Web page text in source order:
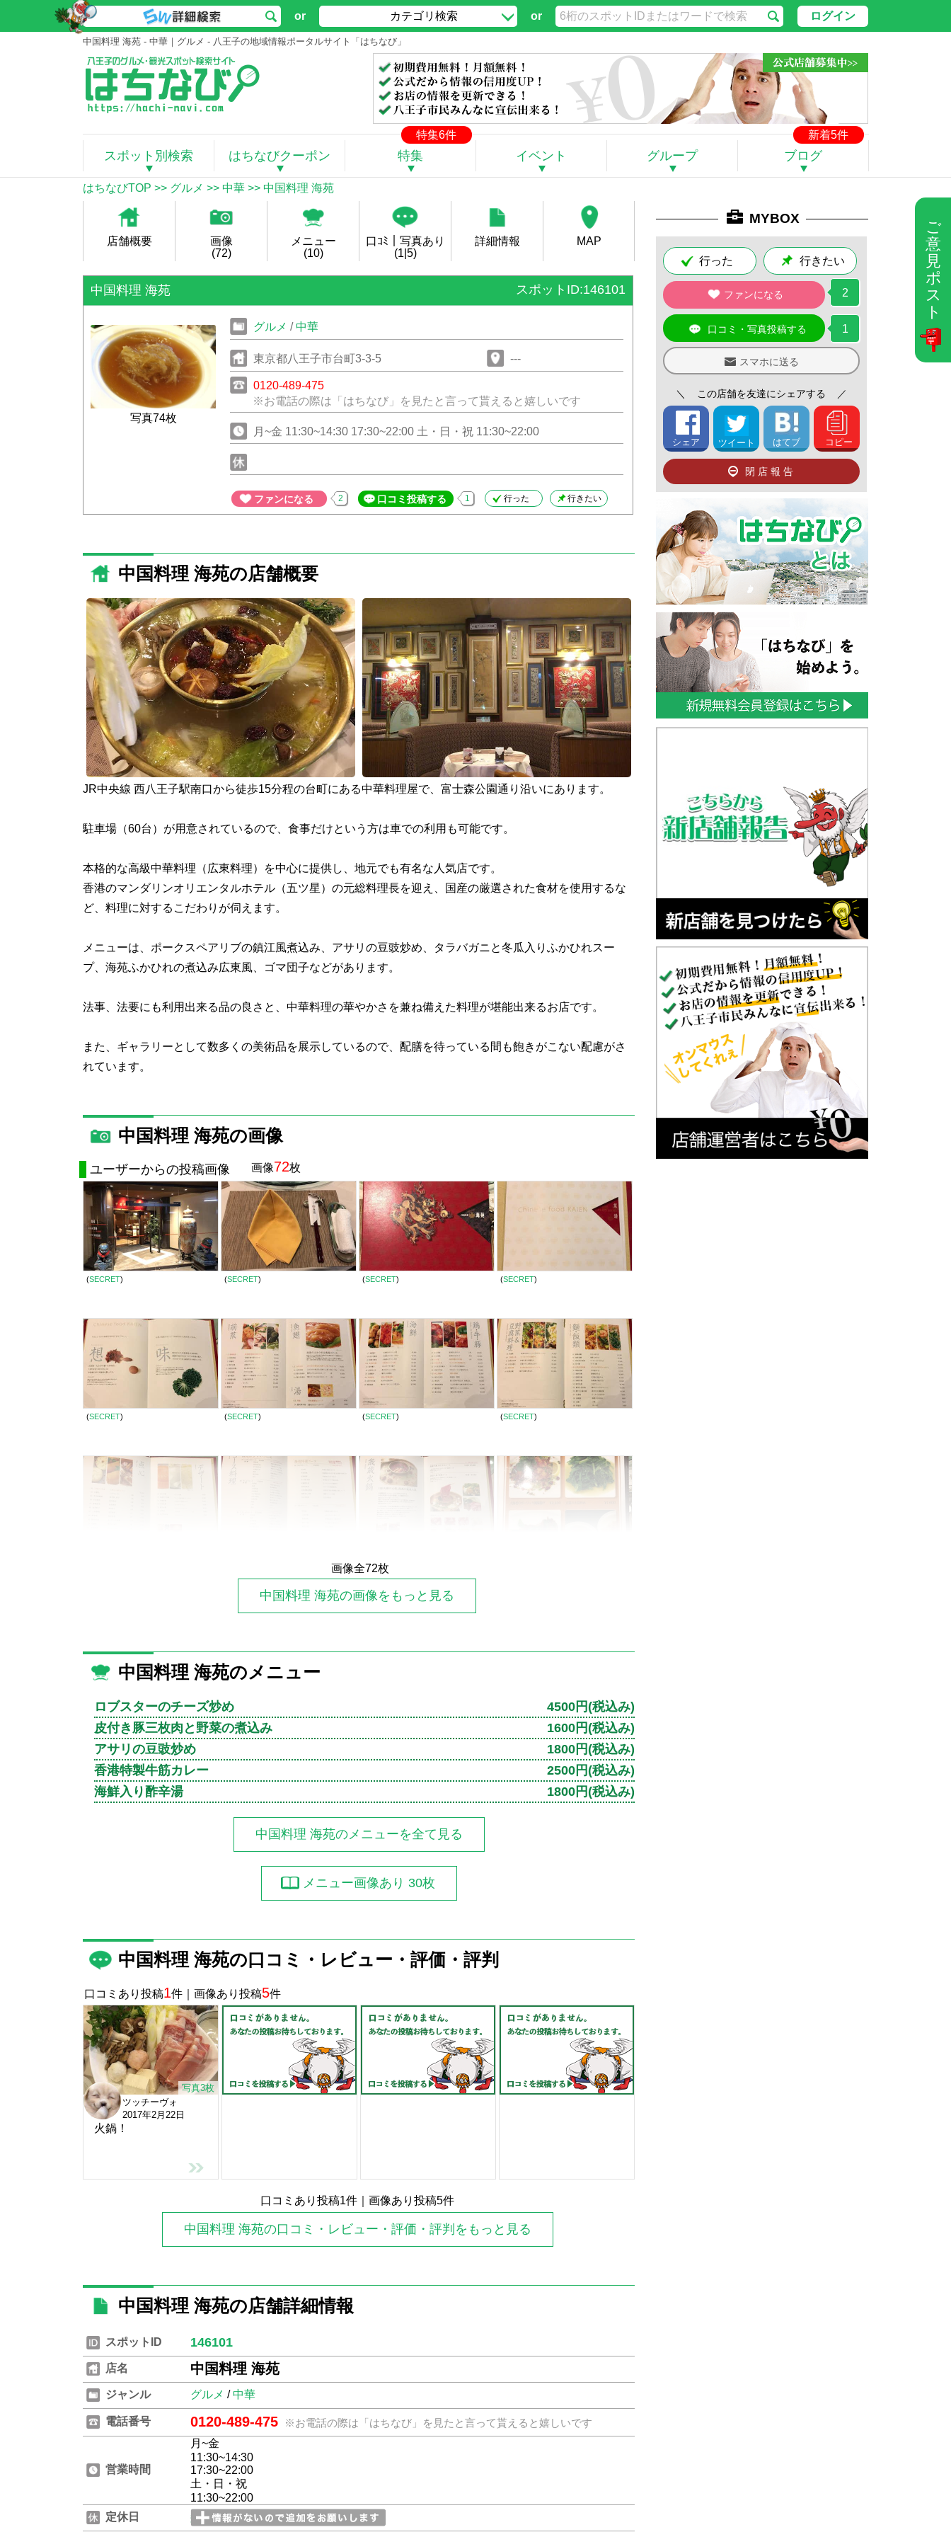
ご
意
見
ポ
ス
ト
or カテゴリ検索 or ログイン
中国料理 海苑 - 中華｜グルメ - 八王子の地域情報ポータルサイト「はちなび」
特集6件 新着5件
スポット別検索 はちなびクーポン 特集 イベント グループ ブログ
はちなびTOP >> グルメ >> 中華 >> 中国料理 海苑
店舗概要
画像
(72)
メニュー
(10)
口ｺﾐ｜写真あり
(1|5)
詳細情報 MAP
中国料理 海苑 スポットID:146101
写真74枚
グルメ /中華
東京都八王子市台町3-3-5 ---
0120-489-475
※お電話の際は「はちなび」を見たと言って貰えると嬉しいです
月~金 11:30~14:30 17:30~22:00 土・日・祝 11:30~22:00
ファンになる 2 口コミ投稿する 1 行った 行きたい
中国料理 海苑の店舗概要
JR中央線 西八王子駅南口から徒歩15分程の台町にある中華料理屋で、富士森公園通り沿いにあります。
駐車場（60台）が用意されているので、食事だけという方は車での利用も可能です。
本格的な高級中華料理（広東料理）を中心に提供し、地元でも有名な人気店です。
香港のマンダリンオリエンタルホテル（五ツ星）の元総料理長を迎え、国産の厳選された食材を使用するな
ど、料理に対するこだわりが伺えます。
メニューは、ポークスペアリブの鎮江風煮込み、アサリの豆豉炒め、タラバガニと冬瓜入りふかひれスー
プ、海苑ふかひれの煮込み広東風、ゴマ団子などがあります。
法事、法要にも利用出来る品の良さと、中華料理の華やかさを兼ね備えた料理が堪能出来るお店です。
また、ギャラリーとして数多くの美術品を展示しているので、配膳を待っている間も飽きがこない配慮がさ
れています。
中国料理 海苑の画像
ユーザーからの投稿画像 画像72枚
(SECRET) (SECRET) (SECRET) (SECRET)
(SECRET) (SECRET) (SECRET) (SECRET)
画像全72枚
中国料理 海苑の画像をもっと見る
中国料理 海苑のメニュー
ロブスターのチーズ炒め 4500円 (税込み)
皮付き豚三枚肉と野菜の煮込み
1600円 (税込み)
アサリの豆豉炒め
1800円 (税込み)
香港特製牛筋カレー
2500円 (税込み)
海鮮入り酢辛湯
1800円 (税込み)
中国料理 海苑のメニューを全て見る
メニュー画像あり 30枚
中国料理 海苑の口コミ・レビュー・評価・評判
口コミあり投稿1件｜画像あり投稿5件
写真3枚
ツッチーヴォ
2017年2月22日
火鍋！
口コミあり投稿1件｜画像あり投稿5件
中国料理 海苑の口コミ・レビュー・評価・評判をもっと見る
中国料理 海苑の店舗詳細情報
スポットID 146101
店名 中国料理 海苑
ジャンル グルメ /中華
電話番号 0120-489-475 ※お電話の際は「はちなび」を見たと言って貰えると嬉しいです
営業時間
月~金
11:30~14:30
17:30~22:00
土・日・祝
11:30~22:00
定休日
MYBOX
行った 行きたい
ファンになる 2
口コミ・写真投稿する 1
スマホに送る
＼ この店舗を友達にシェアする ／
シェア ツイート はてブ コピー
閉店報告